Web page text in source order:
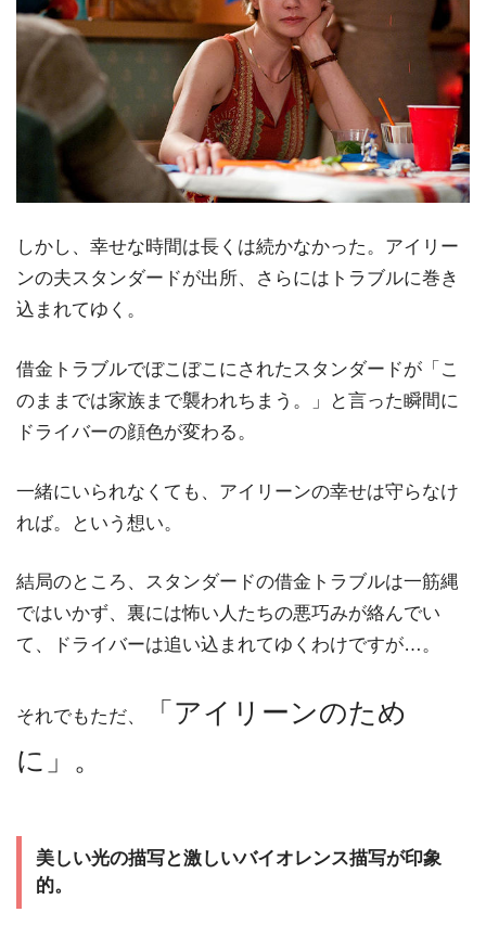
しかし、幸せな時間は長くは続かなかった。アイリー
ンの夫スタンダードが出所、さらにはトラブルに巻き
込まれてゆく。
借金トラブルでぼこぼこにされたスタンダードが「こ
のままでは家族まで襲われちまう。」と言った瞬間に
ドライバーの顔色が変わる。
一緒にいられなくても、アイリーンの幸せは守らなけ
れば。という想い。
結局のところ、スタンダードの借金トラブルは一筋縄
ではいかず、裏には怖い人たちの悪巧みが絡んでい
て、ドライバーは追い込まれてゆくわけですが…。
それでもただ、
「アイリーンのため
に」。
美しい光の描写と激しいバイオレンス描写が印象
的。